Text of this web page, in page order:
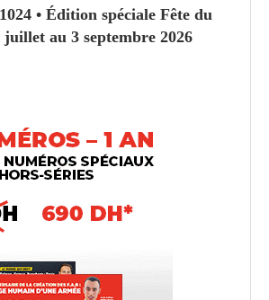
• Édition spéciale Fête du
juillet au 3 septembre 2026